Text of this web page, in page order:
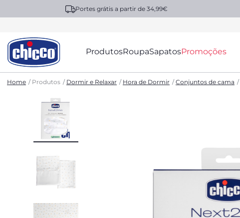
Portes grátis a partir de 34,99€
ProdutosRoupaSapatosPromoções
Home Produtos Dormir e Relaxar Hora de Dormir Conjuntos de cama